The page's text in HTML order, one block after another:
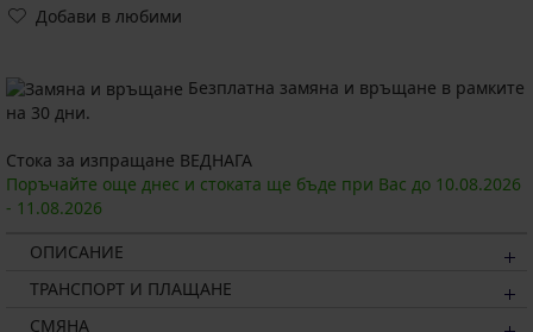
Добави в любими
Безплатна замяна и връщане в рамките
на 30 дни.
Стока за изпращане ВЕДНАГА
Поръчайте още днес и стоката ще бъде при Вас до 10.08.2026
- 11.08.2026
ОПИСАНИЕ
ТРАНСПОРТ И ПЛАЩАНЕ
СМЯНА